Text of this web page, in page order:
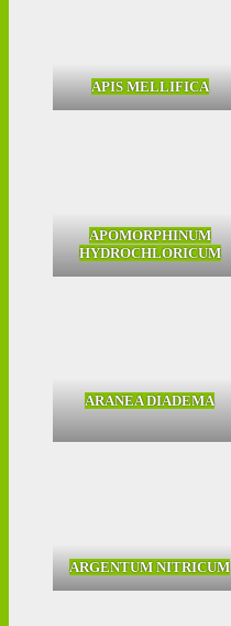
APIS MELLIFICA
APOMORPHINUM
HYDROCHLORICUM
ARANEA DIADEMA
ARGENTUM NITRICUM